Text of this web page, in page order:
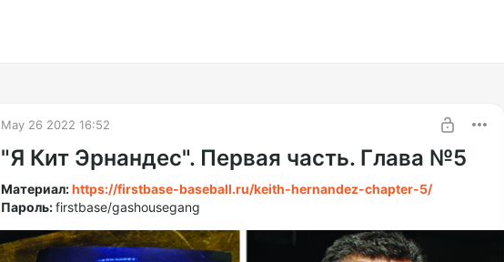
May 26 2022 16:52
"Я Кит Эрнандес". Первая часть. Глава №5
Материал:https://firstbase-baseball.ru/keith-hernandez-chapter-5/
Пароль:firstbase/gashousegang